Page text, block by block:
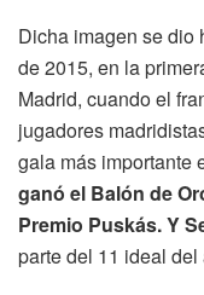
Dicha imagen se dio
de 2015, en la
Madrid, cuando el
jugadores
gala más importante
ganó el Balón de
Premio Puskás. Y
parte del 11 ideal